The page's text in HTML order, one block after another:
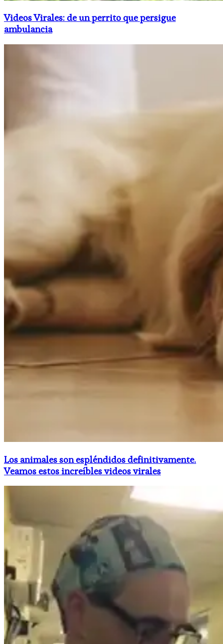
Videos Virales: de un perrito que persigue
ambulancia
Los animales son espléndidos definitivamente.
Veamos estos increíbles videos virales